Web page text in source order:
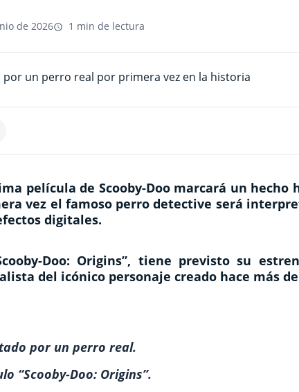
de 2026 1 min de lectura
película de Scooby-Doo marcará un
vez el famoso perro detective será
digitales.
Doo: Origins”, tiene previsto su
del icónico personaje creado hace más
por un perro real.
“Scooby-Doo: Origins”.